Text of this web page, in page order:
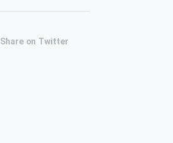
Share on Twitter